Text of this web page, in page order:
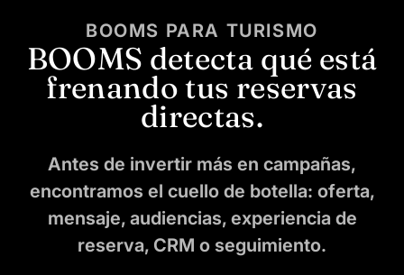
BOOMS PARA TURISMO
BOOMS detecta qué está
frenando tus reservas
directas.
Antes de invertir más en campañas,
encontramos el cuello de botella: oferta,
mensaje, audiencias, experiencia de
reserva, CRM o seguimiento.